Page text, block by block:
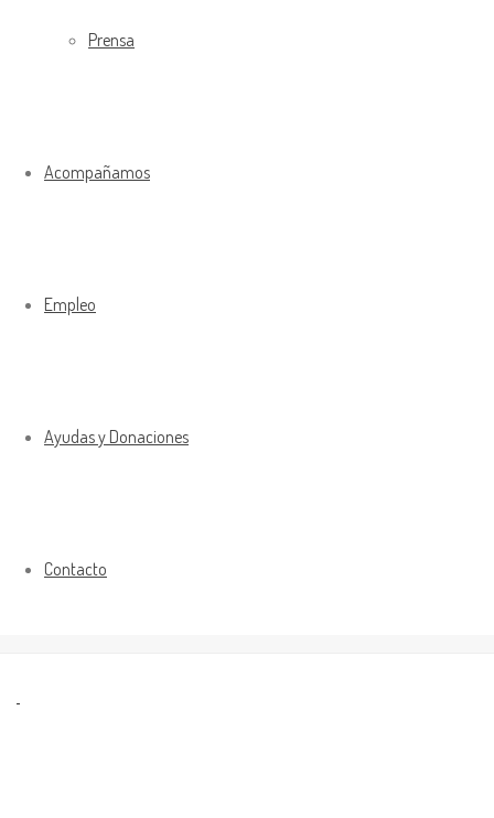
Prensa
Acompañamos
Empleo
Ayudas y Donaciones
Contacto